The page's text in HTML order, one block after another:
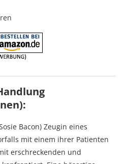
Bacon) Zeugin eines
mit einem ihrer Patienten
erschreckenden und